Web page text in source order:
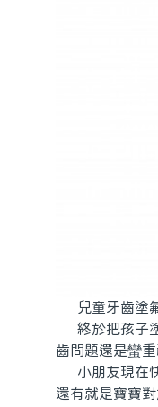
兒童牙齒塗氟
終於把孩子塗
齒問題還是蠻重
小朋友現在快
還有就是寶寶